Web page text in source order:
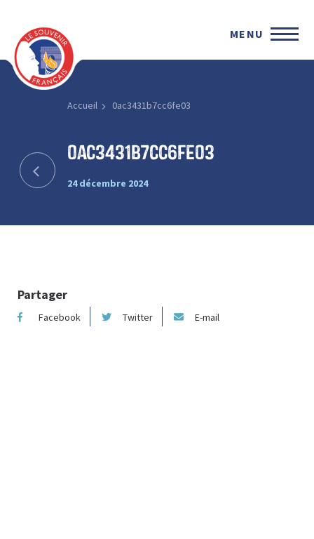
MENU
Accueil 0ac3431b7cc6fe03
0ac3431b7cc6fe03
24 décembre 2024
Partager
Facebook Twitter E-mail